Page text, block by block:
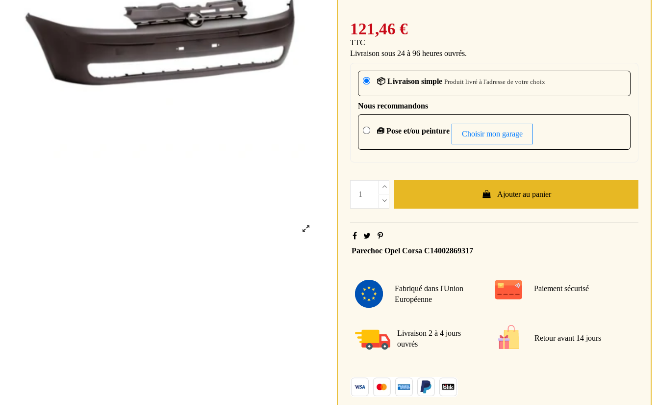
121,46 €
TTC
Livraison sous 24 à 96 heures ouvrés.
📦 Livraison simple Produit livré à l'adresse de votre choix
Nous recommandons
🧰 Pose et/ou peinture Choisir mon garage
Ajouter au panier
Parechoc Opel Corsa C14002869317
Fabriqué dans l'Union
Européenne
Paiement sécurisé
Livraison 2 à 4 jours
ouvrés
Retour avant 14 jours